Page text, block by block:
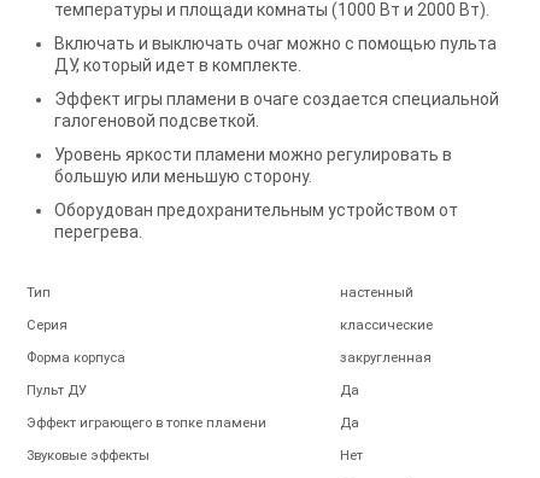
температуры и площади комнаты (1000 Вт и 2000 Вт).
Включать и выключать очаг можно с помощью пульта
ДУ, который идет в комплекте.
Эффект игры пламени в очаге создается специальной
галогеновой подсветкой.
Уровень яркости пламени можно регулировать в
большую или меньшую сторону.
Оборудован предохранительным устройством от
перегрева.
Тип настенный
Серия классические
Форма корпуса закругленная
Пульт ДУ Да
Эффект играющего в топке пламени Да
Звуковые эффекты Нет